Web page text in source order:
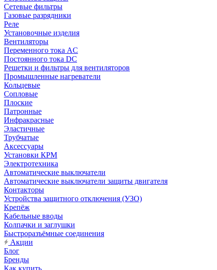
Сетевые фильтры
Газовые разрядники
Реле
Установочные изделия
Вентиляторы
Переменного тока AC
Постоянного тока DC
Решетки и фильтры для вентиляторов
Промышленные нагреватели
Кольцевые
Сопловые
Плоские
Патронные
Инфракрасные
Эластичные
Трубчатые
Аксессуары
Установки КРМ
Электротехника
Автоматические выключатели
Автоматические выключатели защиты двигателя
Контакторы
Устройства защитного отключения (УЗО)
Крепёж
Кабельные вводы
Колпачки и заглушки
Быстроразъёмные соединения
Акции
Блог
Бренды
Как купить